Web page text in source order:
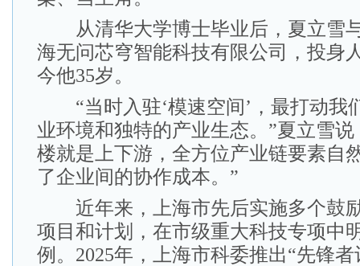
从清华大学博士毕业后，夏立雪
海无问芯穹智能科技有限公司，投身
今他35岁。
“当时入驻‘模速空间’，最打动我
业环境和独特的产业生态。”夏立雪
楼就是上下游，全方位产业链要素自
了企业间的协作成本。”
近年来，上海市先后实施多个鼓
项目和计划，在市级重大科技专项中
例。2025年，上海市科委推出“先锋